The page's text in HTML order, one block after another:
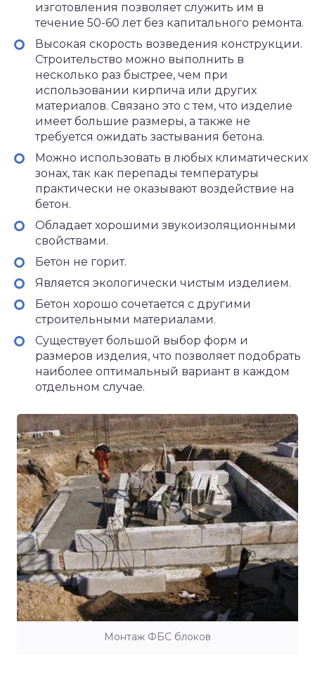
изготовления позволяет служить им в
течение 50-60 лет без капитального ремонта.
Высокая скорость возведения конструкции.
Строительство можно выполнить в
несколько раз быстрее, чем при
использовании кирпича или других
материалов. Связано это с тем, что изделие
имеет большие размеры, а также не
требуется ожидать застывания бетона.
Можно использовать в любых климатических
зонах, так как перепады температуры
практически не оказывают воздействие на
бетон.
Обладает хорошими звукоизоляционными
свойствами.
Бетон не горит.
Является экологически чистым изделием.
Бетон хорошо сочетается с другими
строительными материалами.
Существует большой выбор форм и
размеров изделия, что позволяет подобрать
наиболее оптимальный вариант в каждом
отдельном случае.
Монтаж ФБС блоков